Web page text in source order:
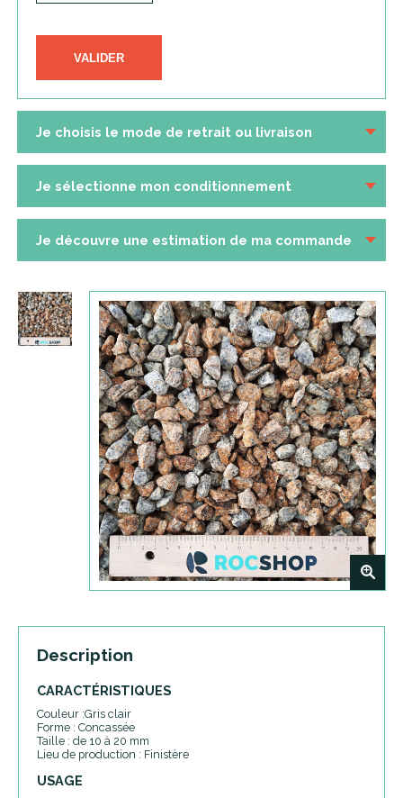
VALIDER
Je choisis le mode de retrait ou livraison
Je sélectionne mon conditionnement
Je découvre une estimation de ma commande
+
Description
CARACTÉRISTIQUES
Couleur :Gris clair
Forme : Concassée
Taille : de 10 à 20 mm
Lieu de production : Finistère
USAGE